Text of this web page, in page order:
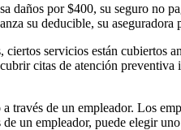
por $400, su seguro no
su deducible, su aseguradora
servicios están cubiertos
citas de atención
de un empleador. Los
un empleador, puede elegir